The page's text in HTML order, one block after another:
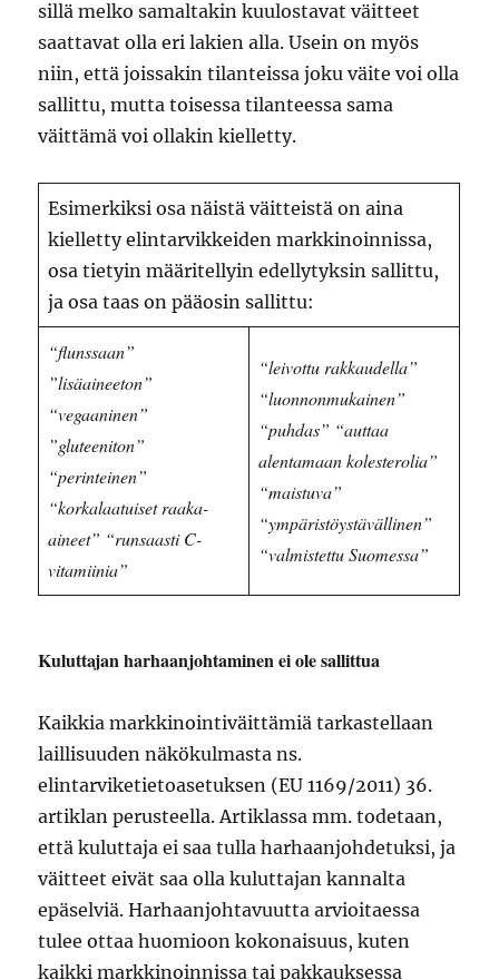
sillä melko samaltakin kuulostavat väitteet
saattavat olla eri lakien alla. Usein on myös
niin, että joissakin tilanteissa joku väite voi olla
sallittu, mutta toisessa tilanteessa sama
väittämä voi ollakin kielletty.
Esimerkiksi osa näistä väitteistä on aina
kielletty elintarvikkeiden markkinoinnissa,
osa tietyin määritellyin edellytyksin sallittu,
ja osa taas on pääosin sallittu:
“flunssaan”
”lisäaineeton”
“vegaaninen”
”gluteeniton”
“perinteinen”
“korkalaatuiset raaka-
aineet” “runsaasti C-
vitamiinia”
“leivottu rakkaudella”
“luonnonmukainen”
“puhdas” “auttaa
alentamaan kolesterolia”
“maistuva”
“ympäristöystävällinen”
“valmistettu Suomessa”
Kuluttajan harhaanjohtaminen ei ole sallittua
Kaikkia markkinointiväittämiä tarkastellaan
laillisuuden näkökulmasta ns.
elintarviketietoasetuksen (EU 1169/2011) 36.
artiklan perusteella. Artiklassa mm. todetaan,
että kuluttaja ei saa tulla harhaanjohdetuksi, ja
väitteet eivät saa olla kuluttajan kannalta
epäselviä. Harhaanjohtavuutta arvioitaessa
tulee ottaa huomioon kokonaisuus, kuten
kaikki markkinoinnissa tai pakkauksessa